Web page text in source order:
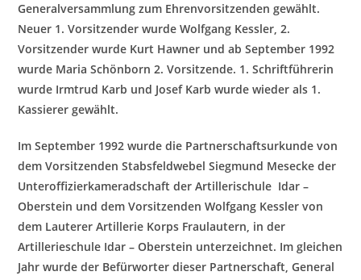
Generalversammlung zum Ehrenvorsitzenden gewählt.
Neuer 1. Vorsitzender wurde Wolfgang Kessler, 2.
Vorsitzender wurde Kurt Hawner und ab September 1992
wurde Maria Schönborn 2. Vorsitzende. 1. Schriftführerin
wurde Irmtrud Karb und Josef Karb wurde wieder als 1.
Kassierer gewählt.
Im September 1992 wurde die Partnerschaftsurkunde von
dem Vorsitzenden Stabsfeldwebel Siegmund Mesecke der
Unteroffizierkameradschaft der Artillerischule Idar –
Oberstein und dem Vorsitzenden Wolfgang Kessler von
dem LautererArtillerie Korps Fraulautern, in der
Artillerieschule Idar – Oberstein unterzeichnet. Im gleichen
Jahr wurde der Befürworter dieser Partnerschaft, General